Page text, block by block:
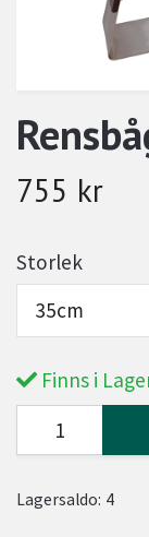
755 kr
Storlek
35cm
Finns i
Lagersaldo: 4